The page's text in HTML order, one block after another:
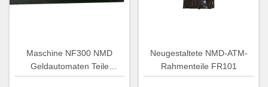
Maschine NF300 NMD
Geldautomaten Teile
Anmerkung Feeder A011261
Neugestaltete NMD-ATM-
Rahmenteile FR101